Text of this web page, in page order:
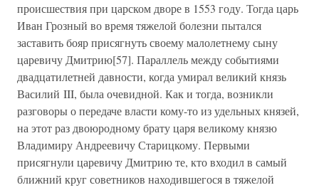
происшествия при царском дворе в 1553 году. Тогда царь
Иван Грозный во время тяжелой болезни пытался
заставить бояр присягнуть своему малолетнему сыну
царевичу Дмитрию[57]. Параллель между событиями
двадцатилетней давности, когда умирал великий князь
Василий III, была очевидной. Как и тогда, возникли
разговоры о передаче власти кому-то из удельных князей,
на этот раз двоюродному брату царя великому князю
Владимиру Андреевичу Старицкому. Первыми
присягнули царевичу Дмитрию те, кто входил в самый
ближний круг советников находившегося в тяжелой